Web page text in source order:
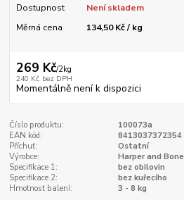
Dostupnost
Není skladem
Měrná cena
134,50 Kč / kg
269 Kč/2kg
240 Kč bez DPH
Momentálně není k dispozici
Číslo produktu:
100073a
EAN kód:
8413037372354
Příchuť:
Ostatní
Výrobce:
Harper and Bone
Specifikace 1:
bez obilovin
Specifikace 2:
bez kuřecího
Hmotnost balení:
3 - 8 kg